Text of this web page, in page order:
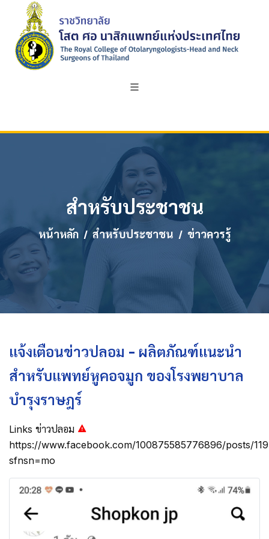
สำหรับประชาชน
หน้าหลัก สำหรับประชาชน ข่าวควรรู้
แจ้งเตือนข่าวปลอม - ผลิตภัณฑ์แนะนำ
สำหรับแพทย์หูคอจมูก ของโรงพยาบาล
บำรุงราษฎร์
Links ข่าวปลอม
https://www.facebook.com/100875585776896/posts/
sfnsn=mo